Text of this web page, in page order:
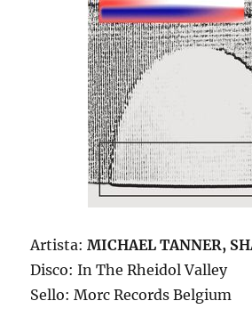
Artista:MICHAEL TANNER,
Disco: In The Rheidol Valley
Sello: Morc Records Belgium